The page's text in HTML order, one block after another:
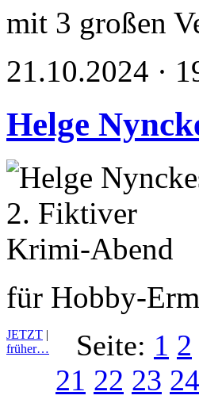
mit 3 großen
21.10.2024 ·
Helge
für Hobby-
JETZT |
früher…
Seite: 1 2
21 22 23 24